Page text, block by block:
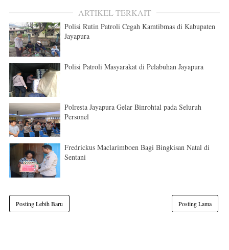
ARTIKEL TERKAIT
Polisi Rutin Patroli Cegah Kamtibmas di Kabupaten
Jayapura
Polisi Patroli Masyarakat di Pelabuhan Jayapura
Polresta Jayapura Gelar Binrohtal pada Seluruh
Personel
Fredrickus Maclarimboen Bagi Bingkisan Natal di
Sentani
Posting Lebih Baru Posting Lama